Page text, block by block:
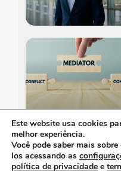
Este website usa cookies
melhor experiência.
Você pode saber mais
los acessando as
política de privacidade e